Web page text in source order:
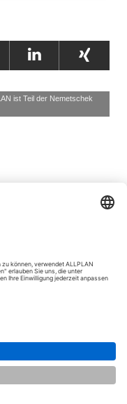
ist Teil der Nemetschek